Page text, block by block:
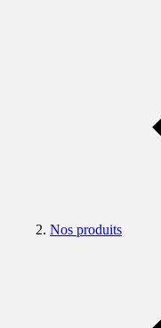
Nos produits